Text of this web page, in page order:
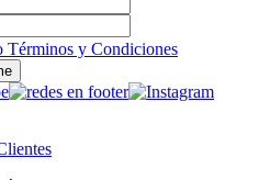
Términos y Condiciones